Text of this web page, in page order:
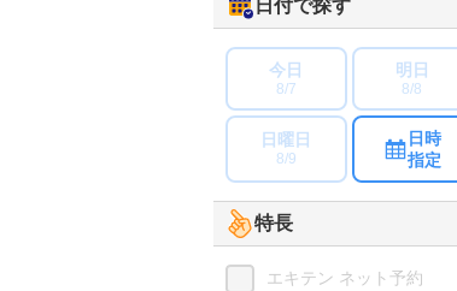
日付で探す
今日
8/7
明日
8/8
日曜日
8/9
日時
指定
特長
エキテン ネット予約